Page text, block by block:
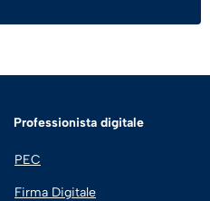
Professionista digitale
PEC
Firma Digitale